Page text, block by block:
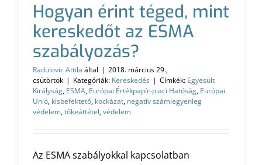
Hogyan érint téged, mint
kereskedőt az ESMA
szabályozás?
Radulovic Attila által | 2018. március 29.,
csütörtök | Kategóriák: Kereskedés | Címkék: Egyesült
Királyság, ESMA, Európai Értékpapír-piaci Hatóság, Európai
Unió, kisbefektető, kockázat, negatív számlegyenleg
védelem,tőkeáttétel,védelem
Az ESMA szabályokkal kapcsolatban